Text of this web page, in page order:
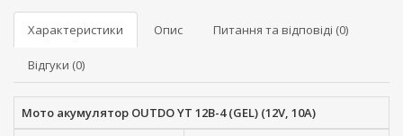
Характеристики Опис Питання та відповіді (0)
Відгуки (0)
Мото акумулятор OUTDO YT 12B-4 (GEL) (12V, 10A)